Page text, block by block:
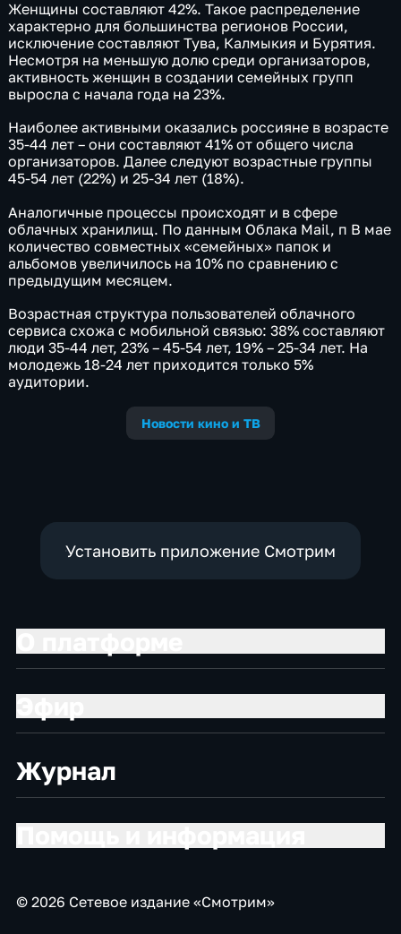
Женщины составляют 42%. Такое распределение
характерно для большинства регионов России,
исключение составляют Тува, Калмыкия и Бурятия.
Несмотря на меньшую долю среди организаторов,
активность женщин в создании семейных групп
выросла с начала года на 23%.
Наиболее активными оказались россияне в возрасте
35-44 лет – они составляют 41% от общего числа
организаторов. Далее следуют возрастные группы
45-54 лет (22%) и 25-34 лет (18%).
Аналогичные процессы происходят и в сфере
облачных хранилищ. По данным Облака Mail, п В мае
количество совместных «семейных» папок и
альбомов увеличилось на 10% по сравнению с
предыдущим месяцем.
Возрастная структура пользователей облачного
сервиса схожа с мобильной связью: 38% составляют
люди 35-44 лет, 23% – 45-54 лет, 19% – 25-34 лет. На
молодежь 18-24 лет приходится только 5%
аудитории.
Новости кино и ТВ
Установить приложение Смотрим
Журнал
© 2026 Сетевое издание «Смотрим»